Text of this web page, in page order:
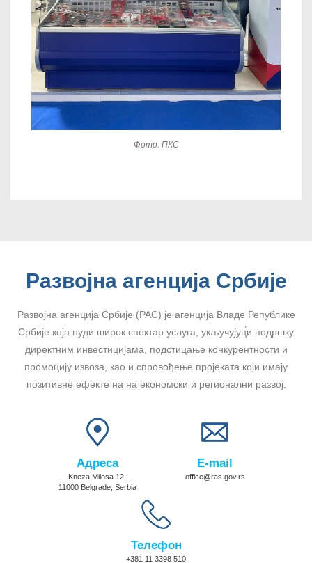
Фото: ПКС
Развојна агенција Србије
Развојна агенција Србије (РАС) је агенција Владе Републике
Србије која нуди широк спектар услуга, укључујуц́и подршку
директним инвестицијама, подстицање конкурентности и
промоцију извоза, као и спровођење пројеката који имају
позитивне ефекте на на економски и регионални развој.
Адреса
Kneza Milosa 12,
11000 Belgrade, Serbia
E-mail
office@ras.gov.rs
Телефон
+381 11 3398 510